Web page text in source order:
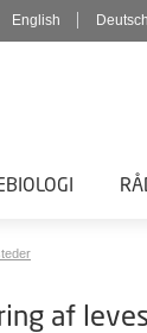
English Deutsch
af